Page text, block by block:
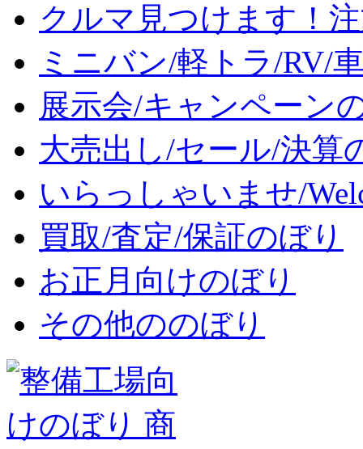
クルマ見つけます！
ミニバン/軽トラ/RV/
展示会/キャンペーン
大売出し/セール/決算
いらっしゃいませ/
買取/査定/保証のぼり
お正月向けのぼり
その他ののぼり